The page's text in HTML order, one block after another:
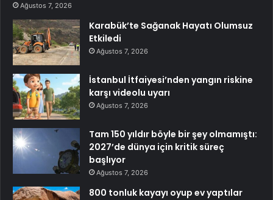
Ağustos 7, 2026
Karabük’te Sağanak Hayatı Olumsuz
Etkiledi
Ağustos 7, 2026
İstanbul İtfaiyesi’nden yangın riskine
karşı videolu uyarı
Ağustos 7, 2026
Tam 150 yıldır böyle bir şey olmamıştı:
2027’de dünya için kritik süreç
başlıyor
Ağustos 7, 2026
800 tonluk kayayı oyup ev yaptılar